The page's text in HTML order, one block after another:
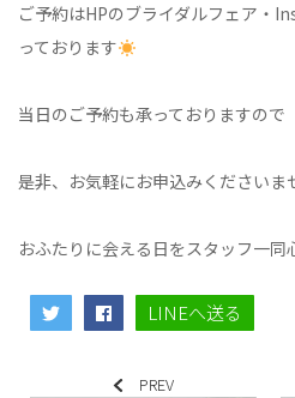
ご予約はHPのブライダルフェア・
っております
当日のご予約も承っておりますので
是非、お気軽にお申込みくださいま
おふたりに会える日をスタッフ一
LINEへ送る
PREV